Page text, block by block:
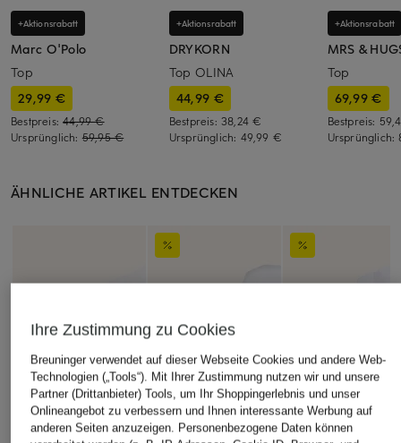
+Aktionsrabatt
Marc O'Polo
Top
29,99 €
Bestpreis:44,99 €
Ursprünglich: 59,95 €
+Aktionsrabatt
DRYKORN
Top OLINA
44,99 €
Bestpreis: 38,24 €
Ursprünglich: 49,99 €
+Aktionsrabatt
MRS &
Top
69,99 €
Bestpreis:
Ursprünglich:
ÄHNLICHE ARTIKEL ENTDECKEN
Ihre Zustimmung zu Cookies
Breuninger verwendet auf dieser Webseite Cookies und andere Web-
Technologien („Tools“). Mit Ihrer Zustimmung nutzen wir und unsere
Partner (Drittanbieter) Tools, um Ihr Shoppingerlebnis und unser
Onlineangebot zu verbessern und Ihnen interessante Werbung auf
anderen Seiten anzuzeigen. Personenbezogene Daten können